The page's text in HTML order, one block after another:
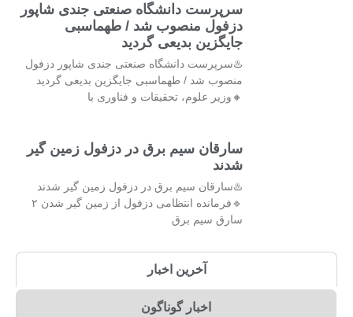
سرپرست دانشگاه صنعتی جندی شاپور
دزفول منصوب شد / طهماسبی
جایگزین بدیعی گردید
♨️سرپرست دانشگاه صنعتی جندی شاپور دزفول
منصوب شد / طهماسبی جایگزین بدیعی گردید
🔸وزیر علوم، تحقیقات و فناوری با
سارقان سیم برق در دزفول زمین گیر
شدند
♨️سارقان سیم برق در دزفول زمین گیر شدند
🔹فرمانده انتظامی دزفول از زمین گیر شدن ۲
سارق سیم برق
آخرین اخبار
اخبار گوناگون